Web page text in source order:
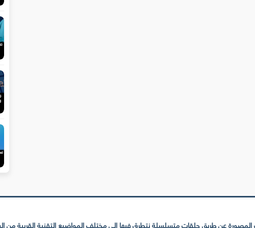
عن طريق حلقات متسلسلة نتطرق فيها إلى مختلف المواضيع التقنية القريبة من